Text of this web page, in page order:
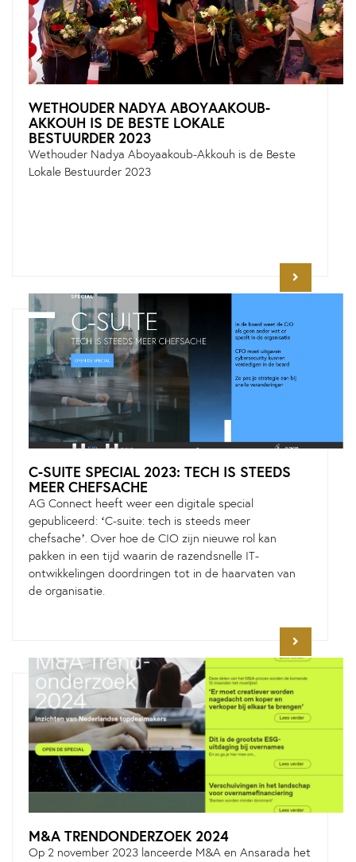
WETHOUDER NADYA ABOYAAKOUB-
AKKOUH IS DE BESTE LOKALE
BESTUURDER 2023
Wethouder Nadya Aboyaakoub-Akkouh is de Beste
Lokale Bestuurder 2023
C-SUITE SPECIAL 2023: TECH IS STEEDS
MEER CHEFSACHE
AG Connect heeft weer een digitale special
gepubliceerd: ‘C-suite: tech is steeds meer
chefsache’. Over hoe de CIO zijn nieuwe rol kan
pakken in een tijd waarin de razendsnelle IT-
ontwikkelingen doordringen tot in de haarvaten van
de organisatie.
M&A TRENDONDERZOEK 2024
Op 2 november 2023 lanceerde M&A en Ansarada het